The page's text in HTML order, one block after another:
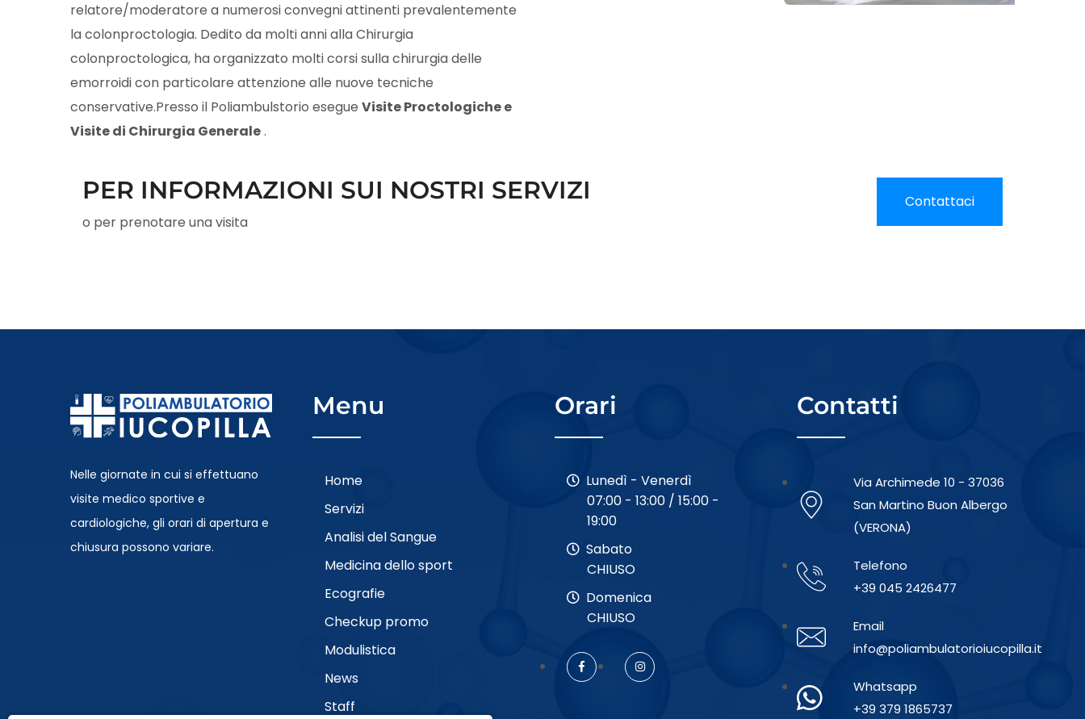
relatore/moderatore a numerosi convegni attinenti prevalentemente
la colonproctologia. Dedito da molti anni alla Chirurgia
colonproctologica, ha organizzato molti corsi sulla chirurgia delle
emorroidi con particolare attenzione alle nuove tecniche
conservative.Presso il Poliambulstorio esegue Visite Proctologiche e
Visite di Chirurgia Generale.
PER INFORMAZIONI SUI NOSTRI SERVIZI
o per prenotare una visita
Contattaci
Nelle giornate in cui si effettuano
visite medico sportive e
cardiologiche, gli orari di apertura e
chiusura possono variare.
Menu
Home
Servizi
Analisi del Sangue
Medicina dello sport
Ecografie
Checkup promo
Modulistica
News
Staff
Orari
Lunedì - Venerdì
07:00 - 13:00 / 15:00 -
19:00
Sabato
CHIUSO
Domenica
CHIUSO
Contatti
Via Archimede 10 - 37036
San Martino Buon Albergo
(VERONA)
Telefono
+39 045 2426477
Email
info@poliambulatorioiucopilla.it
Whatsapp
+39 379 1865737